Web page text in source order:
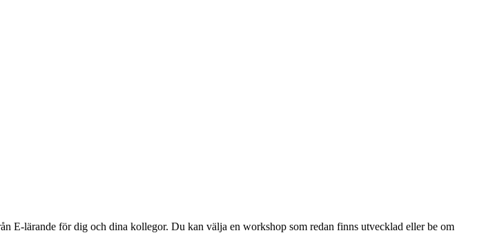
E-lärande för dig och dina kollegor. Du kan välja en workshop som redan finns utvecklad eller be om